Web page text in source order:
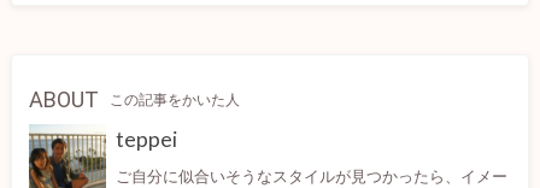
ABOUT この記事をかいた人
teppei
ご自分に似合いそうなスタイルが見つかったら、イメー